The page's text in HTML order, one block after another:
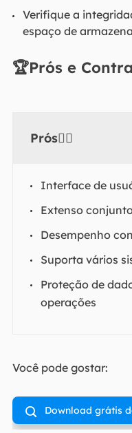
Verifique a
espaço de
🏆Prós e
Prós👍🏻
Interface de
Extenso
Desempenho
Suporta vários
Proteção de
operações
Você pode gostar:
 Download grátis